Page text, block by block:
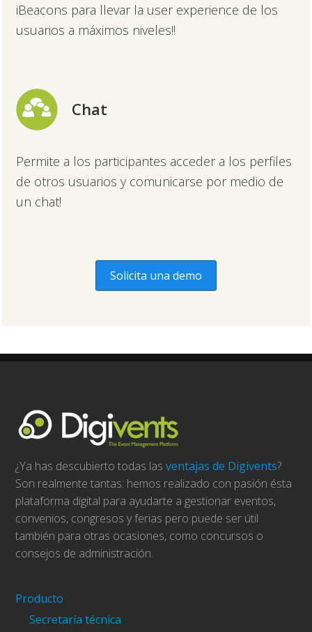
iBeacons para llevar la user experience de los
usuarios a máximos niveles!!
Chat
Permite a los participantes acceder a los perfiles
de otros usuarios y comunicarse por medio de
un chat!
Solicita una demo
¿Ya has descubierto todas lasventajas de Digivents?
Son realmente tantas: hemos realizado con pasión ésta
plataforma digital para ayudarte a gestionar eventos,
convenios, congresos y ferias pero puede ser útil
también para otras ocasiones, como concursos o
consejos de administración.
Producto
Secretaría técnica